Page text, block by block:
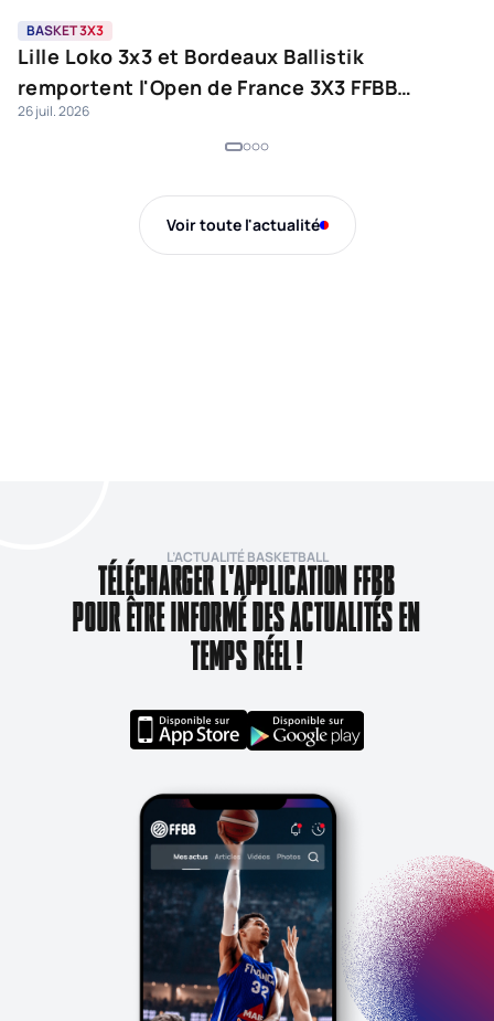
BASKET 3X3
Lille Loko 3x3 et Bordeaux Ballistik
remportent l'Open de France 3X3 FFBB
2026
26 juil. 2026
Voir toute l'actualité
L’ACTUALITÉ BASKETBALL
TÉLÉCHARGER L'APPLICATION FFBB
POUR ÊTRE INFORMÉ DES ACTUALITÉS EN
TEMPS RÉEL !